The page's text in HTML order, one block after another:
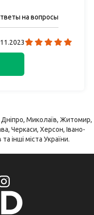
на вопросы
Дніпро, Миколаїв, Житомир,
Черкаси, Херсон, Івано-
інші міста України.